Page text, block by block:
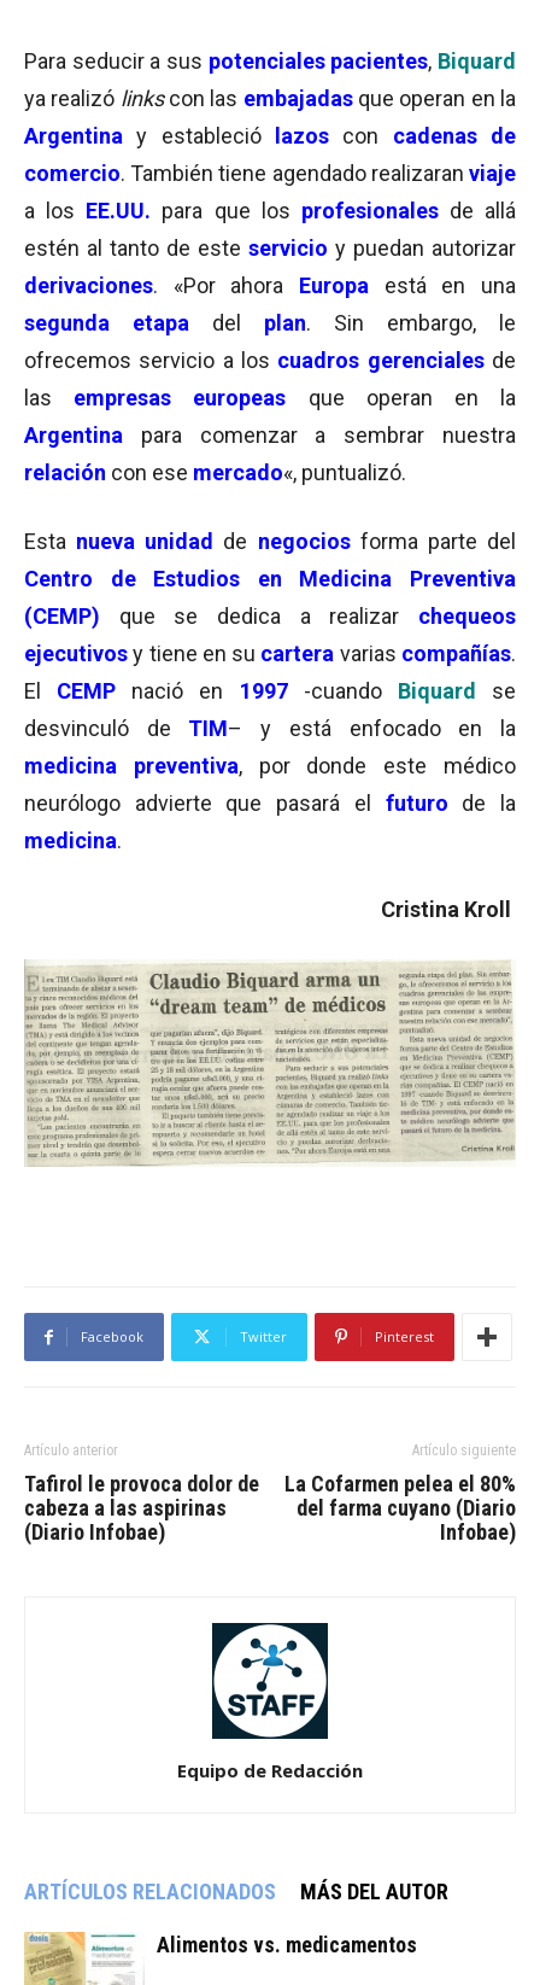
Para seducir a sus potenciales pacientes, Biquard
ya realizó linkscon las embajadas que operan en la
Argentina y estableció lazos con cadenas de
comercio. También tiene agendado realizaran viaje
a los EE.UU. para que los profesionales de allá
estén al tanto de este servicio y puedan autorizar
derivaciones. «Por ahora Europa
está en una
segunda etapa del plan. Sin embargo, le
ofrecemos servicio a los cuadros gerencialesde
las empresas europeas que operan en la
Argentina
para comenzar a sembrar nuestra
relación con ese mercado«, puntualizó.
Esta nueva unidad de negocios forma parte del
Centro de Estudios en Medicina Preventiva
(CEMP) que se dedica a realizar chequeos
ejecutivosy tiene en su cartera varias compañías.
El CEMP nació en 1997 -cuando Biquard
se
desvinculó de TIM– y está enfocado en la
medicina preventiva, por donde este médico
neurólogo advierte que pasará el futuro
de la
medicina.
Cristina Kroll
Facebook Twitter Pinterest
Artículo anterior
Tafirol le provoca dolor de
cabeza a las aspirinas
(Diario Infobae)
Artículo siguiente
La Cofarmen pelea el 80%
del farma cuyano (Diario
Infobae)
Equipo de Redacción
ARTÍCULOS RELACIONADOS MÁS DEL AUTOR
Alimentos vs. medicamentos